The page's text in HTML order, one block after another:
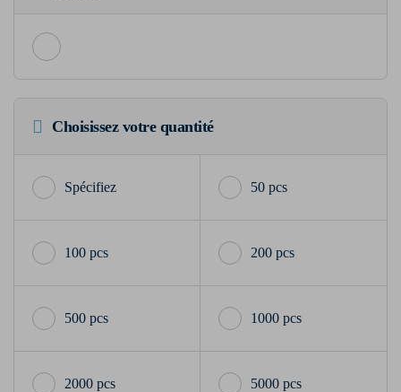
Choisissez votre quantité
50 pcs
100 pcs 200 pcs
500 pcs 1000 pcs
2000 pcs 5000 pcs